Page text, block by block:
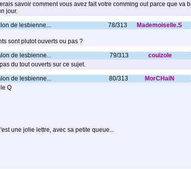
savoir comment vous avez fait votre comming out parce que va
jour.
de lesbienne...
78/313 Mademoiselle.S
sont plutot ouverts ou pas ?
de lesbienne...
79/313 couizole
du tout ouverts sur ce sujet.
de lesbienne...
80/313 MorCHaiN
Q
une jolie lettre, avec sa petite queue...